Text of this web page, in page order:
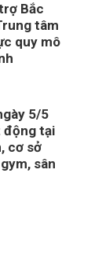
Bắc
tâm
quy mô
5/5
động tại
cơ sở
sân